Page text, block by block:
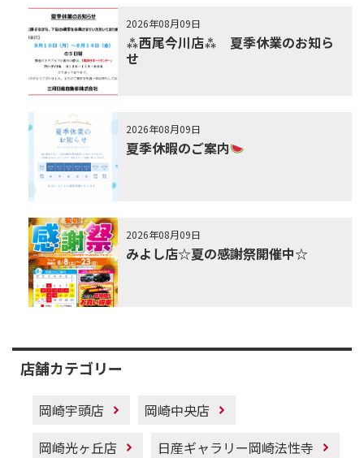
2026年08月09日
⁂西尾今川店⁂ 夏季休業のお知ら
せ
2026年08月09日
夏季休暇のご案内
2026年08月09日
みよし店☆夏の感謝祭開催中☆
店舗カテゴリー
岡崎宇頭店
岡崎中央店
岡崎光ヶ丘店
日産ギャラリー岡崎法性寺